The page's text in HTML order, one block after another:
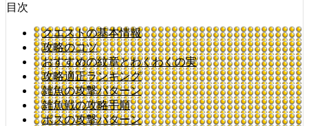
目次
クエストの基本情報
攻略のコツ
おすすめの紋章とわくわくの実
攻略適正ランキング
雑魚の攻撃パターン
雑魚戦の攻略手順
ボスの攻撃パターン